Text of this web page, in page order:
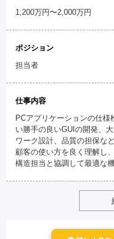
1,200万円〜2,000万円
ポジション
担当者
仕事内容
PCアプリケーションの仕
い勝手の良いGUIの開発、
ワーク設計、品質の担保な
顧客の使い方を良く理解し
構造担当と協調して最適な